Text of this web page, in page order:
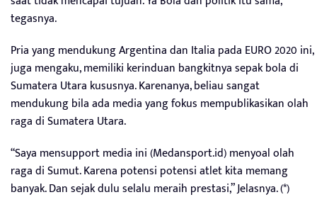
tegasnya.
Pria yang mendukung Argentina dan Italia pada EURO 2020 ini,
juga mengaku, memiliki kerinduan bangkitnya sepak bola di
Sumatera Utara kususnya. Karenanya, beliau sangat
mendukung bila ada media yang fokus mempublikasikan olah
raga di Sumatera Utara.
“Saya mensupport media ini (Medansport.id) menyoal olah
raga di Sumut. Karena potensi potensi atlet kita memang
banyak. Dan sejak dulu selalu meraih prestasi,” Jelasnya. (*)